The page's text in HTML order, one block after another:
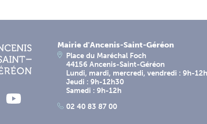
Mairie d'Ancenis-Saint-Géréon
Place du Maréchal Foch
44156 Ancenis-Saint-Géréon
Lundi, mardi, mercredi, vendredi : 9h-
Jeudi : 9h-12h30
Samedi : 9h-12h
02 40 83 87 00